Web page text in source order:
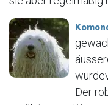
Der